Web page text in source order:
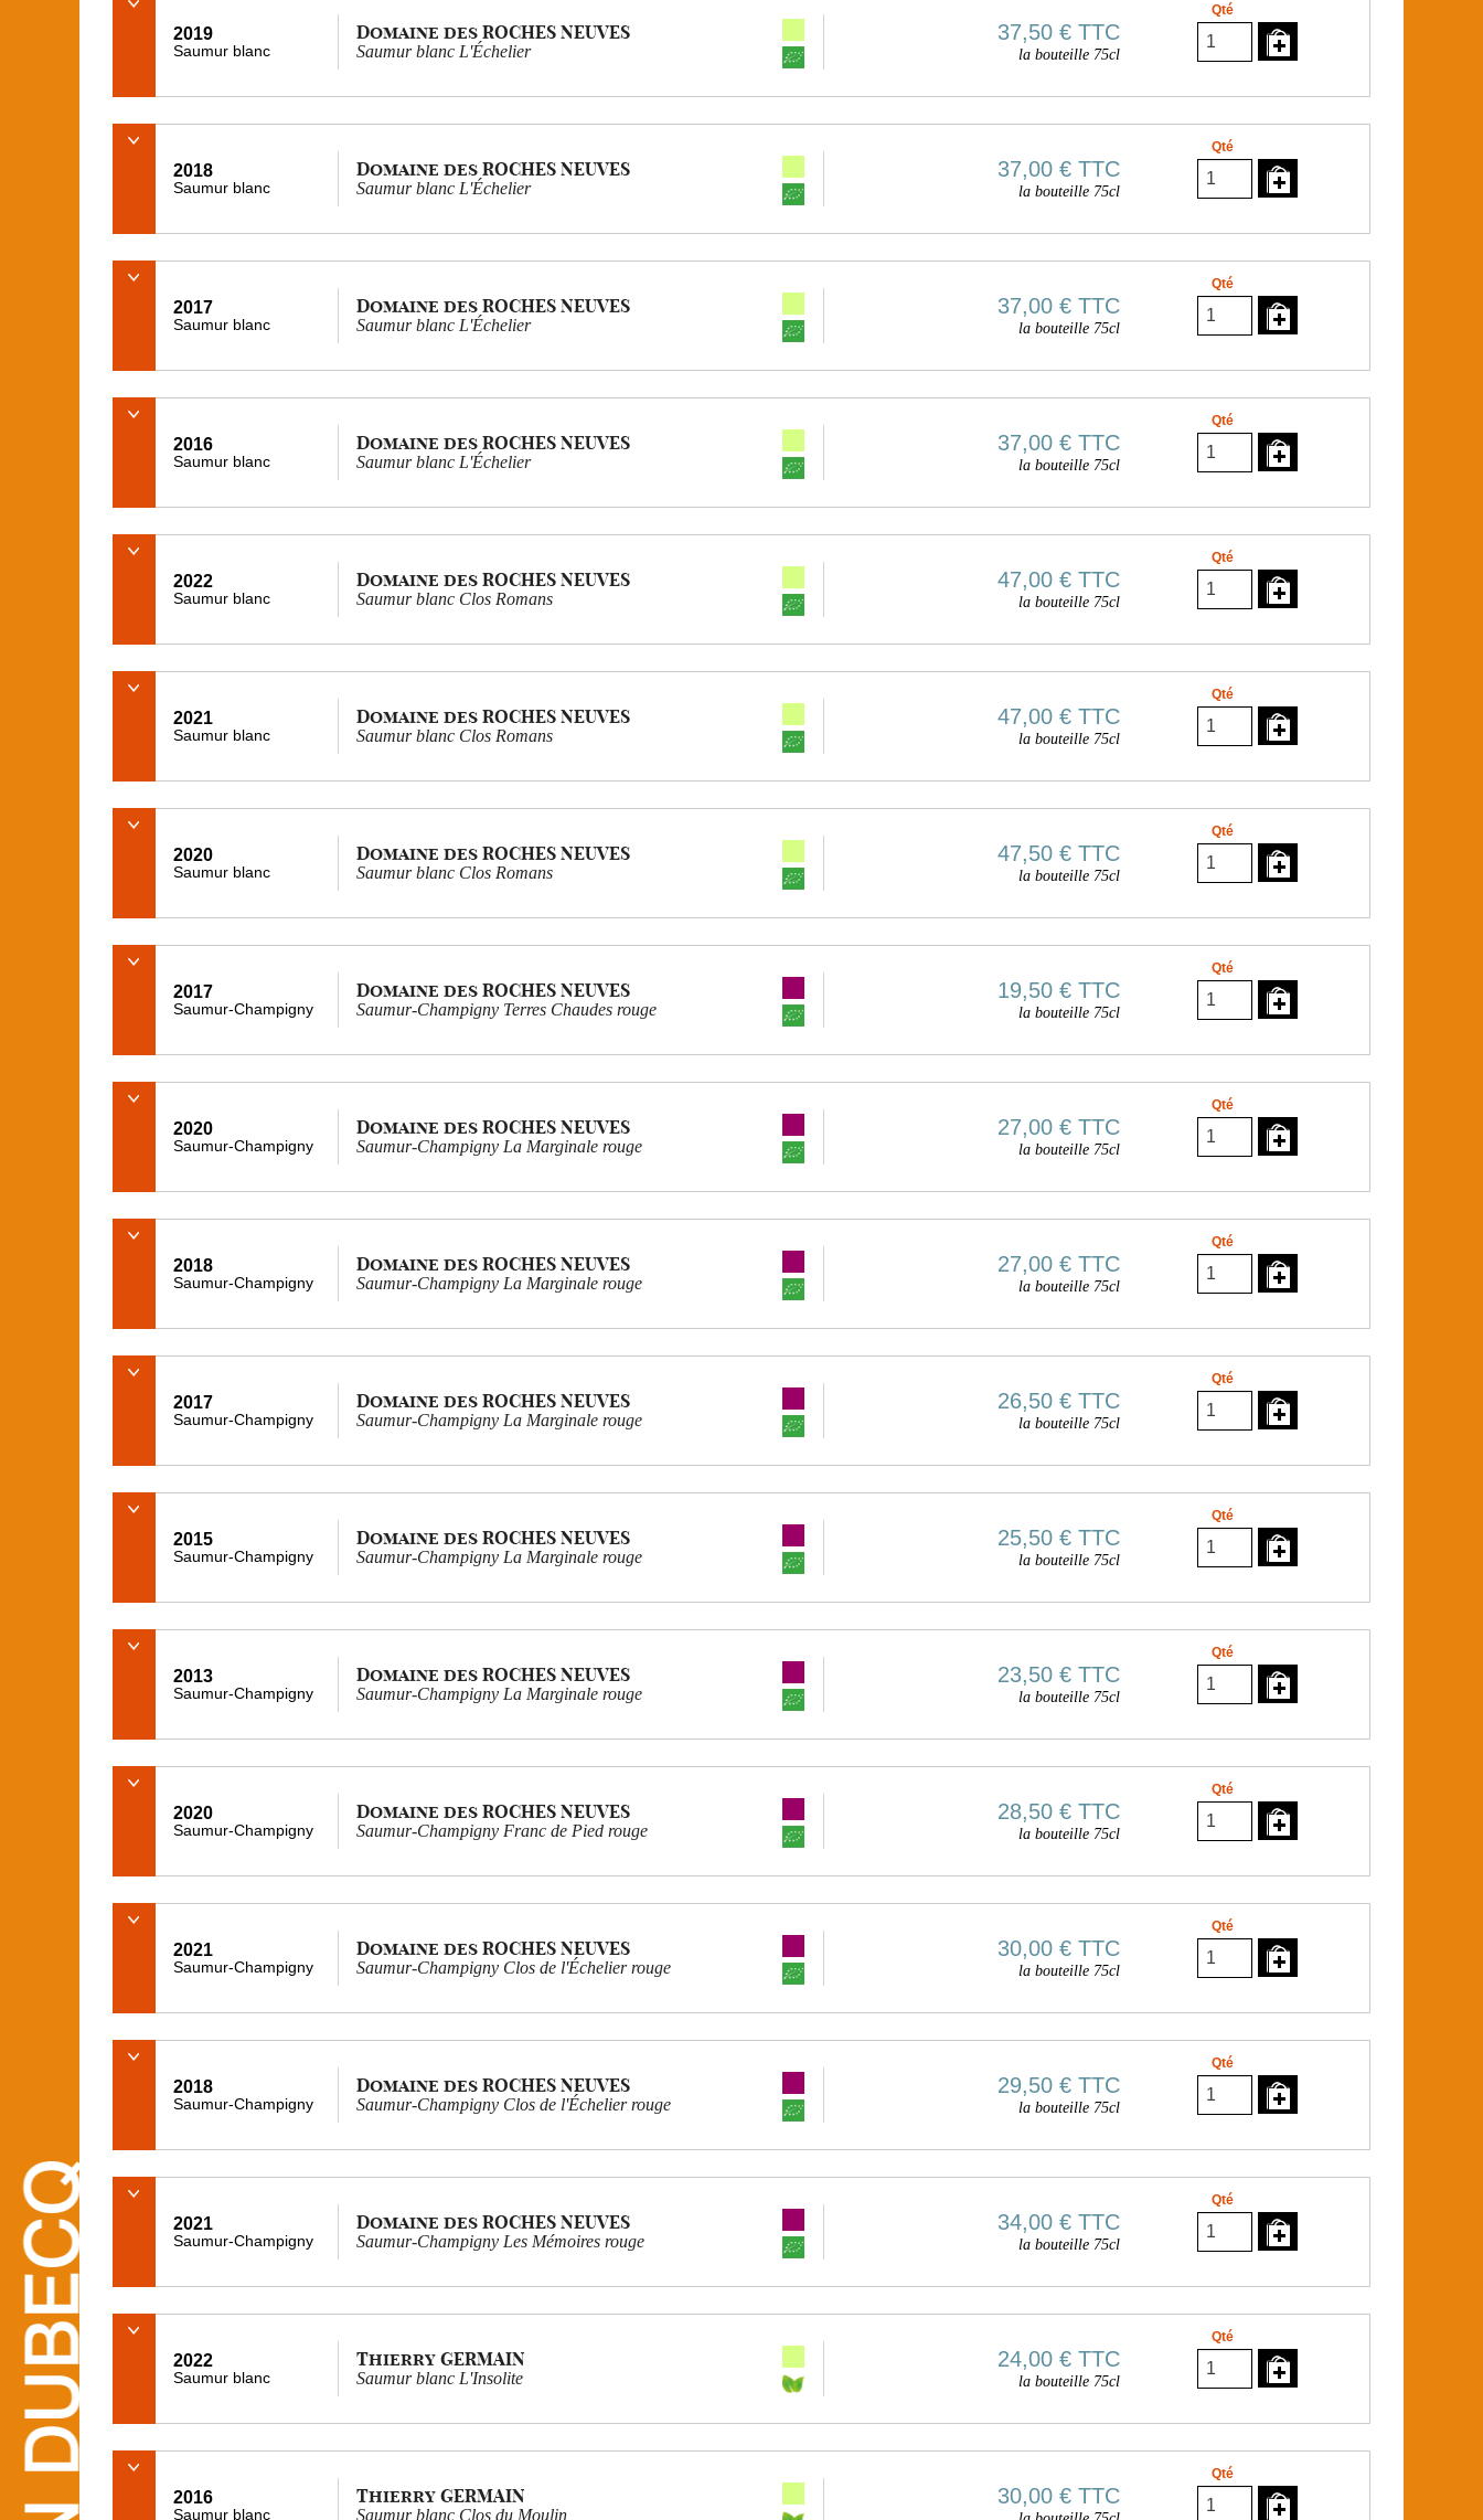
2019
Saumur blanc
Domaine des ROCHES NEUVES
Saumur blanc L'Échelier
37,50 € TTC
la bouteille 75cl
Qté
2018
Saumur blanc
Domaine des ROCHES NEUVES
Saumur blanc L'Échelier
37,00 € TTC
la bouteille 75cl
Qté
2017
Saumur blanc
Domaine des ROCHES NEUVES
Saumur blanc L'Échelier
37,00 € TTC
la bouteille 75cl
Qté
2016
Saumur blanc
Domaine des ROCHES NEUVES
Saumur blanc L'Échelier
37,00 € TTC
la bouteille 75cl
Qté
2022
Saumur blanc
Domaine des ROCHES NEUVES
Saumur blanc Clos Romans
47,00 € TTC
la bouteille 75cl
Qté
2021
Saumur blanc
Domaine des ROCHES NEUVES
Saumur blanc Clos Romans
47,00 € TTC
la bouteille 75cl
Qté
2020
Saumur blanc
Domaine des ROCHES NEUVES
Saumur blanc Clos Romans
47,50 € TTC
la bouteille 75cl
Qté
2017
Saumur-Champigny
Domaine des ROCHES NEUVES
Saumur-Champigny Terres Chaudes rouge
19,50 € TTC
la bouteille 75cl
Qté
2020
Saumur-Champigny
Domaine des ROCHES NEUVES
Saumur-Champigny La Marginale rouge
27,00 € TTC
la bouteille 75cl
Qté
2018
Saumur-Champigny
Domaine des ROCHES NEUVES
Saumur-Champigny La Marginale rouge
27,00 € TTC
la bouteille 75cl
Qté
2017
Saumur-Champigny
Domaine des ROCHES NEUVES
Saumur-Champigny La Marginale rouge
26,50 € TTC
la bouteille 75cl
Qté
2015
Saumur-Champigny
Domaine des ROCHES NEUVES
Saumur-Champigny La Marginale rouge
25,50 € TTC
la bouteille 75cl
Qté
2013
Saumur-Champigny
Domaine des ROCHES NEUVES
Saumur-Champigny La Marginale rouge
23,50 € TTC
la bouteille 75cl
Qté
2020
Saumur-Champigny
Domaine des ROCHES NEUVES
Saumur-Champigny Franc de Pied rouge
28,50 € TTC
la bouteille 75cl
Qté
2021
Saumur-Champigny
Domaine des ROCHES NEUVES
Saumur-Champigny Clos de l'Échelier rouge
30,00 € TTC
la bouteille 75cl
Qté
2018
Saumur-Champigny
Domaine des ROCHES NEUVES
Saumur-Champigny Clos de l'Échelier rouge
29,50 € TTC
la bouteille 75cl
Qté
2021
Saumur-Champigny
Domaine des ROCHES NEUVES
Saumur-Champigny Les Mémoires rouge
34,00 € TTC
la bouteille 75cl
Qté
2022
Saumur blanc
Thierry GERMAIN
Saumur blanc L'Insolite
24,00 € TTC
la bouteille 75cl
Qté
2016
Saumur blanc
Thierry GERMAIN
Saumur blanc Clos du Moulin
30,00 € TTC
Qté